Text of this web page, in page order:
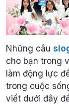
Những câu
cho bạn trong
làm động lực
trong cuộc
viết dưới đây